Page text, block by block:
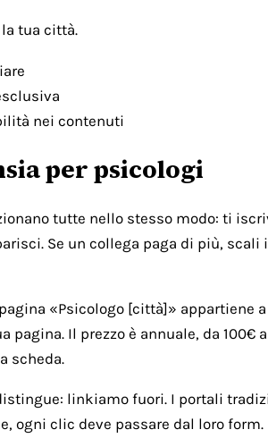
tua città.
nei contenuti
per psicologi
tutte nello stesso modo: ti
Se un collega paga di più,
«Psicologo [città]»
Il prezzo è annuale, da
scheda.
linkiamo fuori. I portali
ogni clic deve passare dal loro